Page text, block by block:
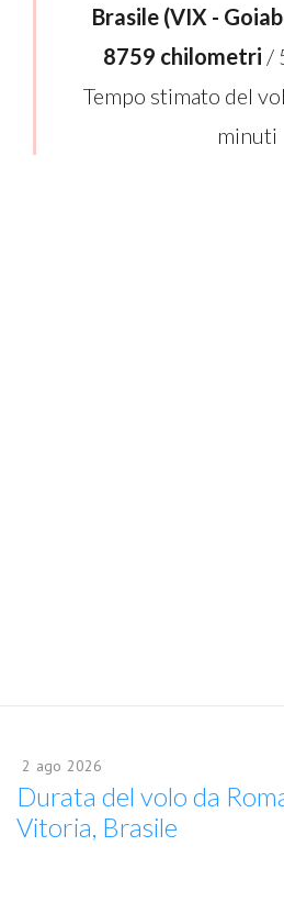
Brasile (VIX -
8759 chilometri /
Tempo stimato del
minuti
2 ago 2026
Durata del volo da
Vitoria, Brasile